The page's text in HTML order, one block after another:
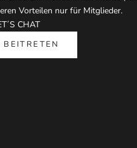
Vorteilen nur für Mitglieder.
CHAT
BEITRETEN